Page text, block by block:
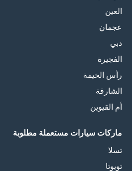
العين
عجمان
دبي
الفجيرة
رأس الخيمة
الشارقة
أم القيوين
ماركات سيارات مستعملة مطلوبة
تسلا
تويوتا